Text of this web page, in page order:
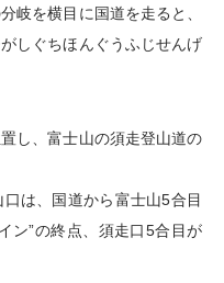
岐を横目に国道を走ると、
しぐちほんぐうふじせんげ
し、富士山の須走登山道の
は、国道から富士山5合目
ン”の終点、須走口5合目が